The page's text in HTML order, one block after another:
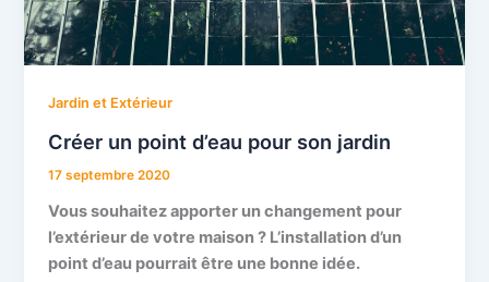
Jardin et Extérieur
Créer un point d’eau pour son jardin
17 septembre 2020
Vous souhaitez apporter un changement pour
l’extérieur de votre maison ? L’installation d’un
point d’eau pourrait être une bonne idée.